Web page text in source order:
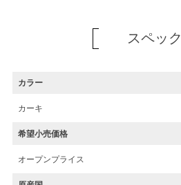
スペック
カラー
カーキ
希望小売価格
オープンプライス